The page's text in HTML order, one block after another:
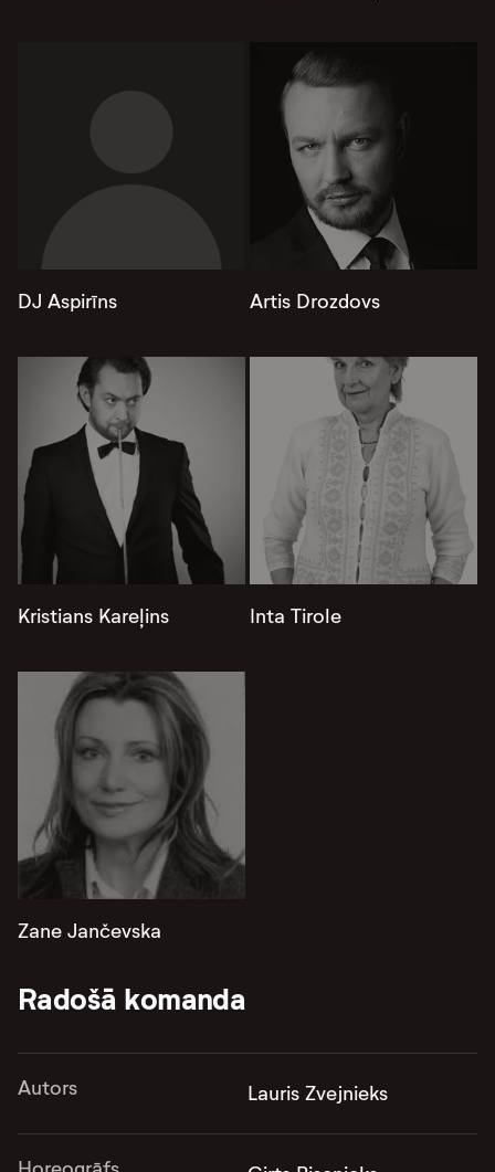
DJ Aspirīns Artis Drozdovs
Kristians Kareļins Inta Tirole
Zane Jančevska
Radošā komanda
Autors Lauris Zvejnieks